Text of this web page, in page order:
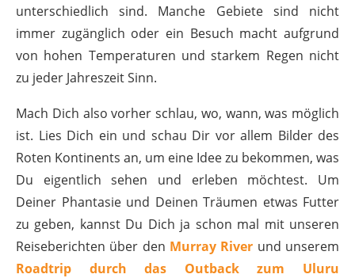
unterschiedlich sind. Manche Gebiete sind nicht
immer zugänglich oder ein Besuch macht aufgrund
von hohen Temperaturen und starkem Regen nicht
zu jeder Jahreszeit Sinn.
Mach Dich also vorher schlau, wo, wann, was möglich
ist. Lies Dich ein und schau Dir vor allem Bilder des
Roten Kontinents an, um eine Idee zu bekommen, was
Du eigentlich sehen und erleben möchtest. Um
Deiner Phantasie und Deinen Träumen etwas Futter
zu geben, kannst Du Dich ja schon mal mit unseren
Reiseberichten über den Murray River und unserem
Roadtrip durch das Outback zum Uluru